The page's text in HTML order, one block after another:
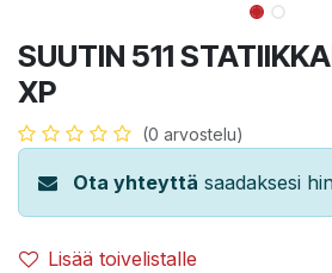
SUUTIN 511
XP
(0 arvostelu)
Ota yhteyttä saadaksesi
Lisää toivelistalle